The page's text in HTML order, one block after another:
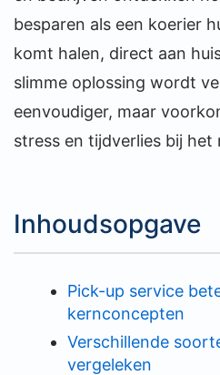
besparen als een koerier
komt halen, direct aan
slimme oplossing wordt
eenvoudiger, maar
stress en tijdverlies bij
Inhoudsopgave
Pick-up service
kernconcepten
Verschillende
vergeleken